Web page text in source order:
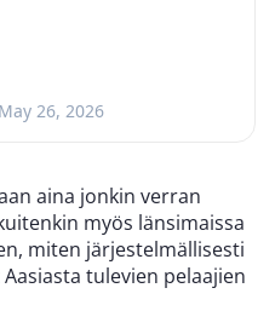
26, 2026
aina jonkin verran
myös länsimaissa
miten järjestelmällisesti
tulevien pelaajien